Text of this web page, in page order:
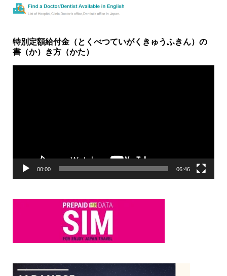
特別定額給付金（とくべつていがくきゅうふきん）の
書（か）き方（かた）
00:00 06:46